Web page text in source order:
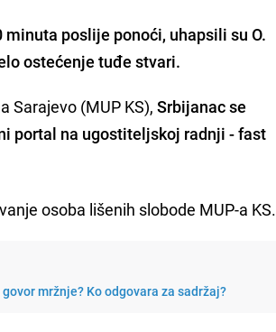
poslije ponoći, uhapsili su O.
ostećenje tuđe stvari.
Sarajevo (MUP KS),Srbijanac se
portal na ugostiteljskoj radnji - fast
osoba lišenih slobode MUP-a KS.
mržnje? Ko odgovara za sadržaj?